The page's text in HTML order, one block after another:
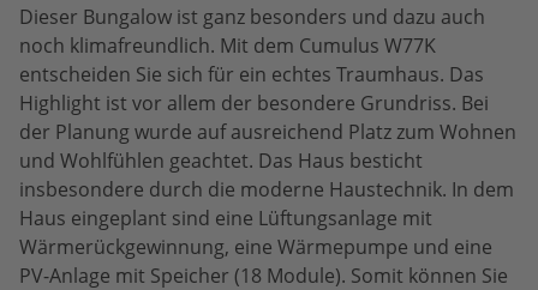
Dieser Bungalow ist ganz besonders und dazu auch
noch klimafreundlich. Mit dem Cumulus W77K
entscheiden Sie sich für ein echtes Traumhaus. Das
Highlight ist vor allem der besondere Grundriss. Bei
der Planung wurde auf ausreichend Platz zum Wohnen
und Wohlfühlen geachtet. Das Haus besticht
insbesondere durch die moderne Haustechnik. In dem
Haus eingeplant sind eine Lüftungsanlage mit
Wärmerückgewinnung, eine Wärmepumpe und eine
PV-Anlage mit Speicher (18 Module). Somit können Sie